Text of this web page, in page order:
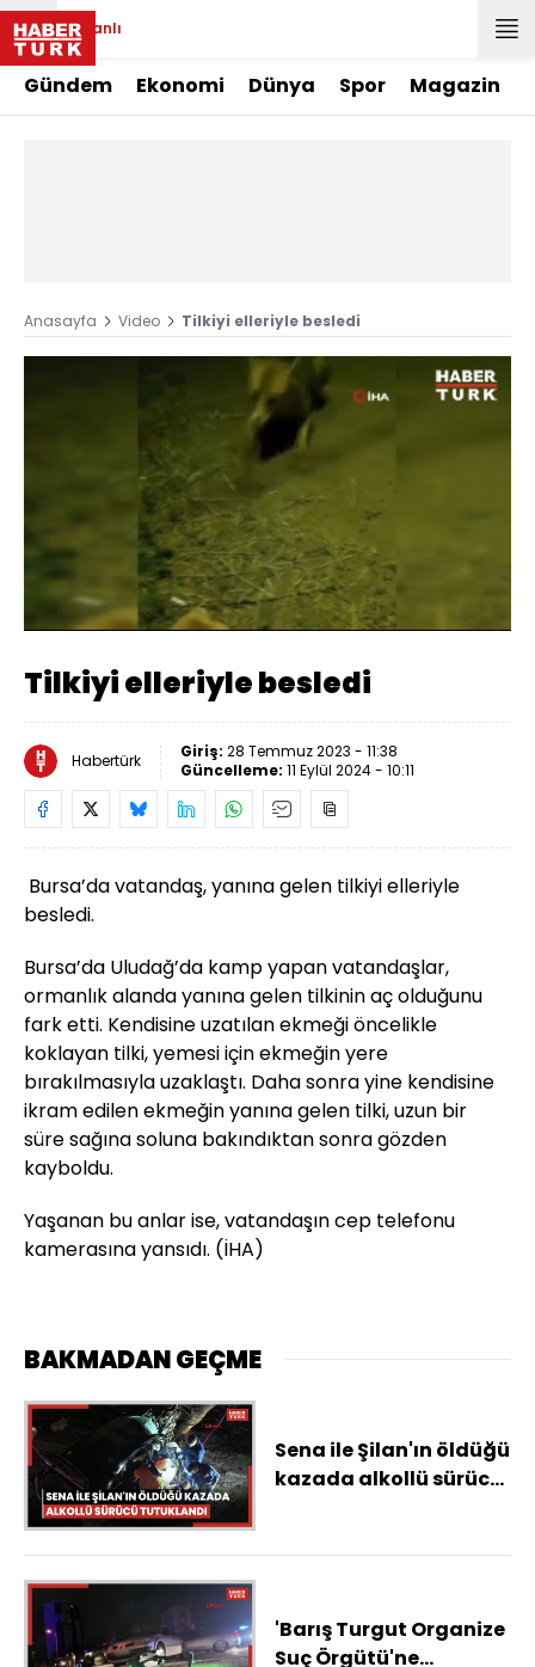
Canlı
Gündem Ekonomi Dünya Spor Magazin
Anasayfa Video Tilkiyi elleriyle besledi
Sesi
Aç
Yüklendi :
63.45%
Hızı
Tilkiyi elleriyle besledi
Habertürk Giriş: 28 Temmuz 2023 - 11:38
Güncelleme: 11 Eylül 2024 - 10:11
Bursa’da vatandaş, yanına gelen tilkiyi elleriyle
besledi.
Bursa’da Uludağ’da kamp yapan vatandaşlar,
ormanlık alanda yanına gelen tilkinin aç olduğunu
fark etti. Kendisine uzatılan ekmeği öncelikle
koklayan tilki, yemesi için ekmeğin yere
bırakılmasıyla uzaklaştı. Daha sonra yine kendisine
ikram edilen ekmeğin yanına gelen tilki, uzun bir
süre sağına soluna bakındıktan sonra gözden
kayboldu.
Yaşanan bu anlar ise, vatandaşın cep telefonu
kamerasına yansıdı. (İHA)
BAKMADAN GEÇME
Sena ile Şilan'ın öldüğü
kazada alkollü sürücü
'Barış Turgut Organize
Suç Örgütü'ne